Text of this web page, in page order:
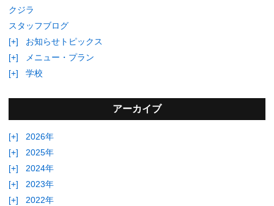
クジラ
スタッフブログ
[+]
お知らせトピックス
[+]
メニュー・プラン
[+]
学校
アーカイブ
[+]
2026年
[+]
2025年
[+]
2024年
[+]
2023年
[+]
2022年